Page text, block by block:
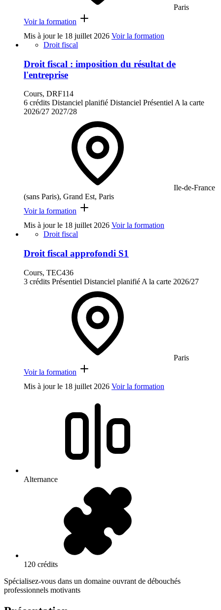
Paris
Voir la formation
Mis à jour le 18 juillet 2026 Voir la formation
Droit fiscal
Droit fiscal : imposition du résultat de
l'entreprise
Cours, DRF114
6 crédits Distanciel planifié Distanciel Présentiel A la carte
2026/27 2027/28
Ile-de-France
(sans Paris), Grand Est, Paris
Voir la formation
Mis à jour le 18 juillet 2026 Voir la formation
Droit fiscal
Droit fiscal approfondi S1
Cours, TEC436
3 crédits Présentiel Distanciel planifié A la carte 2026/27
Paris
Voir la formation
Mis à jour le 18 juillet 2026 Voir la formation
Alternance
120 crédits
Spécialisez-vous dans un domaine ouvrant de débouchés
professionnels motivants